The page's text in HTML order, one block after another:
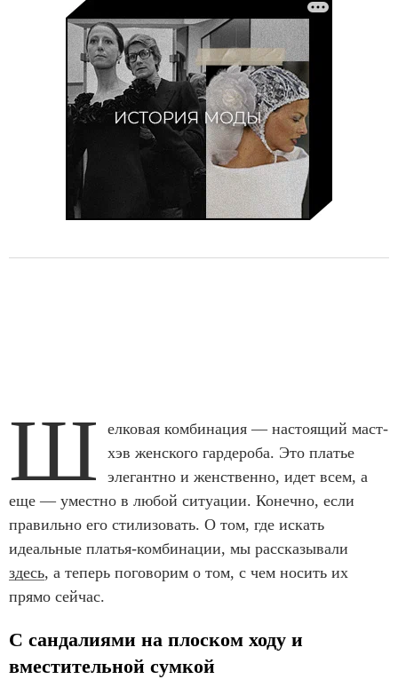
Ш
елковая комбинация — настоящий маст-
хэв женского гардероба. Это платье
элегантно и женственно, идет всем, а
еще — уместно в любой ситуации. Конечно, если
правильно его стилизовать. О том, где искать
идеальные платья-комбинации, мы рассказывали
здесь, а теперь поговорим о том, с чем носить их
прямо сейчас.
C сандалиями на плоском ходу и
вместительной сумкой